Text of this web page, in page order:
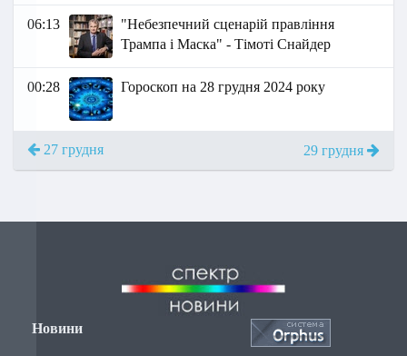
06:13
"Небезпечний сценарій правління
Трампа і Маска" - Тімоті Снайдер
00:28 Гороскоп на 28 грудня 2024 року
27 грудня 29 грудня
Новини